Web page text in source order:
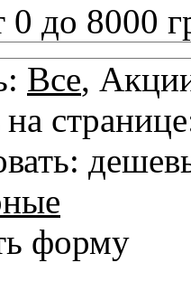
0 до 8000
Все,
форму